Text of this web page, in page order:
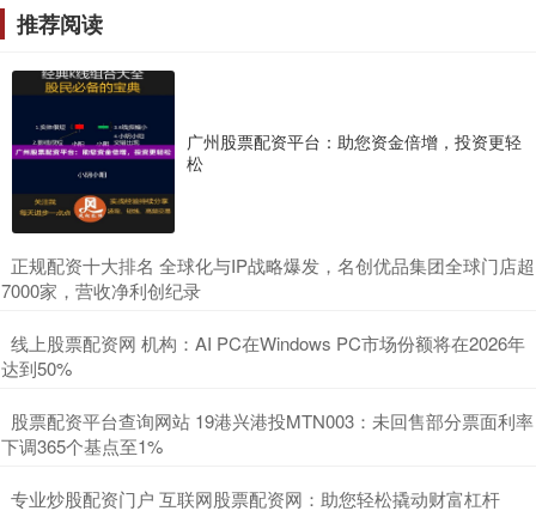
推荐阅读
广州股票配资平台：助您资金倍增，投资更轻
松
​正规配资十大排名 全球化与IP战略爆发，名创优品集团全球门店超
7000家，营收净利创纪录
​线上股票配资网 机构：AI PC在Windows PC市场份额将在2026年
达到50%
​股票配资平台查询网站 19港兴港投MTN003：未回售部分票面利率
下调365个基点至1%
​专业炒股配资门户 互联网股票配资网：助您轻松撬动财富杠杆